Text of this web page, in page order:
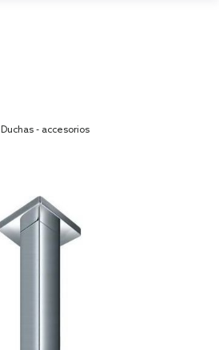
Duchas - accesorios